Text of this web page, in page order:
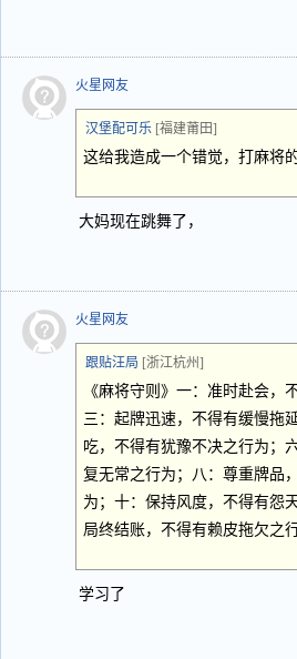
火星网友
汉堡配可乐 [福建莆田]
这给我造成一个错觉，打麻将
大妈现在跳舞了，
火星网友
跟贴汪局 [浙江杭州]
《麻将守则》一：准时赴会
三：起牌迅速，不得有缓慢拖
吃，不得有犹豫不决之行为；
复无常之行为；八：尊重牌品
为；十：保持风度，不得有怨
局终结账，不得有赖皮拖欠之行
学习了